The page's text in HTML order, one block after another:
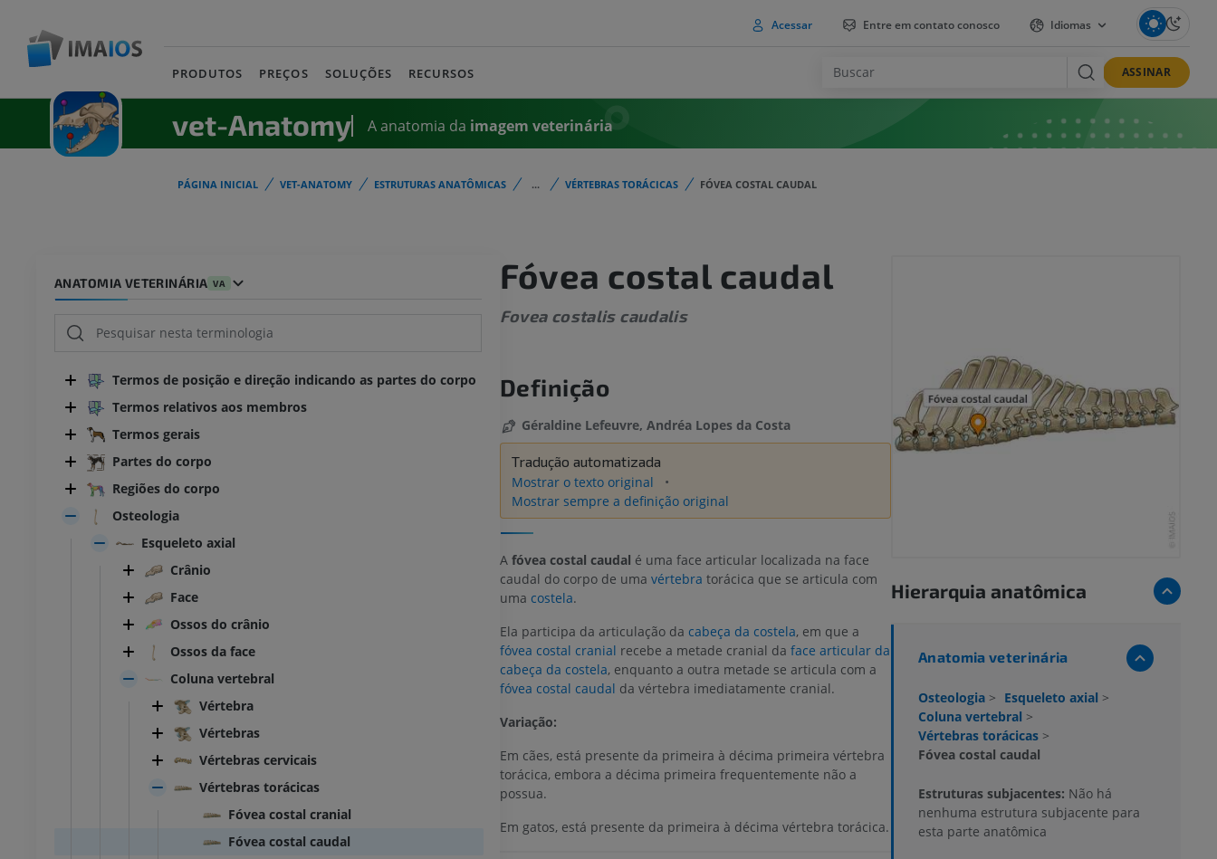
Acessar Entre em contato conosco Idiomas
PRODUTOS PREÇOS SOLUÇÕES RECURSOS ASSINAR
vet-Anatomy A anatomia da imagem veterinária
PÁGINA INICIAL VET-ANATOMY ESTRUTURAS ANATÔMICAS ... VÉRTEBRAS TORÁCICAS FÓVEA COSTAL CAUDAL
ANATOMIA VETERINÁRIA VA
Termos de posição e direção indicando as partes do corpo
Termos relativos aos membros
Termos gerais
Partes do corpo
Regiões do corpo
Osteologia
Esqueleto axial
Crânio
Face
Ossos do crânio
Ossos da face
Coluna vertebral
Vértebra
Vértebras
Vértebras cervicais
Vértebras torácicas
Fóvea costal cranial
Fóvea costal caudal
Fóvea costal caudal
Fovea costalis caudalis
Definição
Géraldine Lefeuvre, Andréa Lopes da Costa
Tradução automatizada
Mostrar o texto original
Mostrar sempre a definição original
A fóvea costal caudal é uma face articular localizada na face
caudal do corpo de uma vértebra torácica que se articula com
uma costela.
Ela participa da articulação da cabeça da costela, em que a
fóvea costal cranial recebe a metade cranial da face articular da
cabeça da costela, enquanto a outra metade se articula com a
fóvea costal caudal da vértebra imediatamente cranial.
Variação:
Em cães, está presente da primeira à décima primeira vértebra
torácica, embora a décima primeira frequentemente não a
possua.
Em gatos, está presente da primeira à décima vértebra torácica.
Hierarquia anatômica
Anatomia veterinária
Osteologia > Esqueleto axial >
Coluna vertebral >
Vértebras torácicas >
Fóvea costal caudal
Estruturas subjacentes: Não há
nenhuma estrutura subjacente para
esta parte anatômica